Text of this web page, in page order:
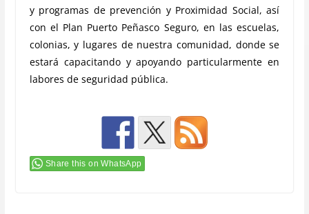
y programas de prevención y Proximidad Social, así
con el Plan Puerto Peñasco Seguro, en las escuelas,
colonias, y lugares de nuestra comunidad, donde se
estará capacitando y apoyando particularmente en
labores de seguridad pública.
Share this on WhatsApp